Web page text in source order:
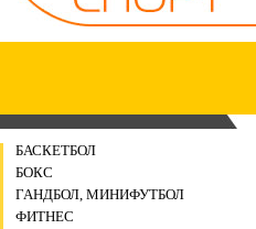
БАСКЕТБОЛ
БОКС
ГАНДБОЛ, МИНИФУТБОЛ
ФИТНЕС